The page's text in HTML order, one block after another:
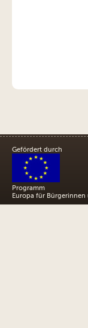
Gefördert durch
Programm
Europa für Bürgerinnen